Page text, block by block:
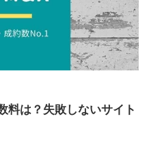
料は？失敗しないサイト